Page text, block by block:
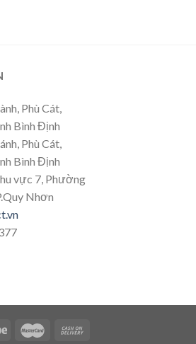
Phù Cát,
Bình Định
Phù Cát,
Bình Định
vực 7, Phường
Nhơn